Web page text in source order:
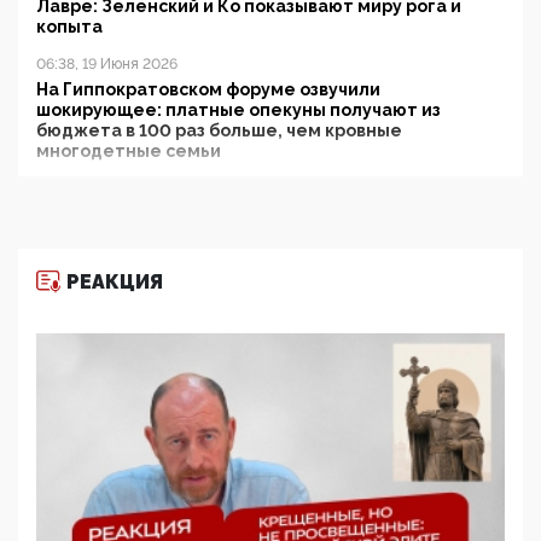
Лавре: Зеленский и Ко показывают миру рога и
копыта
06:38, 19 Июня 2026
На Гиппократовском форуме озвучили
шокирующее: платные опекуны получают из
бюджета в 100 раз больше, чем кровные
многодетные семьи
11:53, 09 Июня 2026
деятельность ИИТО ЮНЕСКО в России, но
цифроглобалисты продолжают определять
повестку в образовании
09:43, 01 Июня 2026
5G за счет здоровья граждан: Минцифры намерено
отобрать у регионов и муниципалитетов право
защищать жилые дома и социальные объекты от
РЕАКЦИЯ